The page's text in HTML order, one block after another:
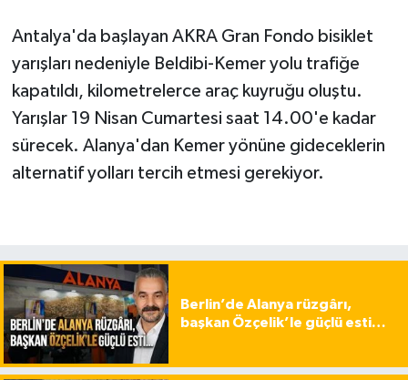
Antalya'da başlayan AKRA Gran Fondo bisiklet
yarışları nedeniyle Beldibi-Kemer yolu trafiğe
kapatıldı, kilometrelerce araç kuyruğu oluştu.
Yarışlar 19 Nisan Cumartesi saat 14.00'e kadar
sürecek. Alanya'dan Kemer yönüne gideceklerin
alternatif yolları tercih etmesi gerekiyor.
Berlin’de Alanya rüzgârı,
başkan Özçelik’le güçlü esti…